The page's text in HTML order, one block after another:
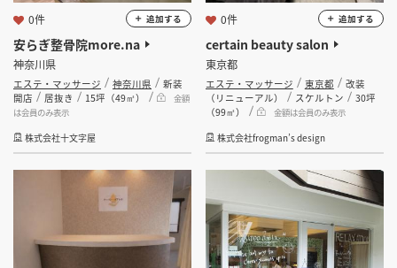
設計施工会社 選択する
金額
会員ログインすると検索できます。
坪 ～ 坪
安らぎ整骨院more.na
神奈川県
エステ・マッサージ 神奈川県
新装
開店
居抜き 15坪（49㎡）
金額
は会員のみ表示
株式会社十文字屋
0件 追加する
certain beauty salon
東京都
エステ・マッサージ 東京都
改装
（リニューアル）
スケルトン
30坪
（99㎡）
金額は会員のみ表示
株式会社frogman’s design
0件 追加する